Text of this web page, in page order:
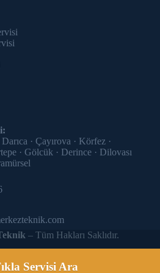
· Çayırova · Körfez ·
· Gölcük · Derince · Dilovası
– Tüm Hakları Saklıdır.
Servisi Ara